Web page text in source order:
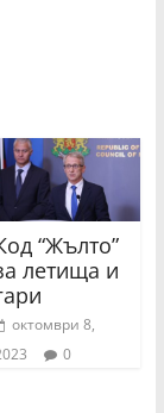
“Жълто”
летища и
октомври 8,
0